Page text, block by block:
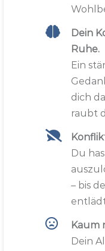
Dein
Ruhe.
Ein
dich
raubt
Du
– bis
Kaum
Dein